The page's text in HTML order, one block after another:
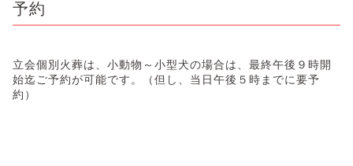
予約
立会個別火葬は、小動物～小型犬の場合は、最終午後９時開
始迄ご予約が可能です。（但し、当日午後５時までに要予
約）